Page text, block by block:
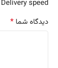
Delivery speed
دیدگاه شما *